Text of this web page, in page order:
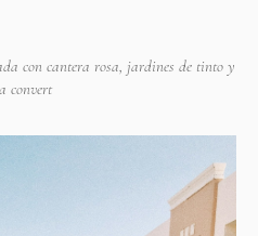
con cantera rosa, jardines de tinto y
convert